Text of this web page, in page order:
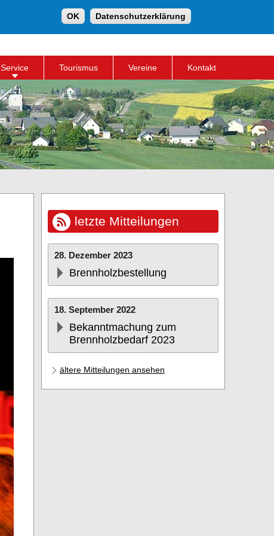
OK Datenschutzerklärung
Suchformular
Service Tourismus Vereine Kontakt
letzte Mitteilungen
28. Dezember 2023
Brennholzbestellung
18. September 2022
Bekanntmachung zum
Brennholzbedarf 2023
ältere Mitteilungen ansehen